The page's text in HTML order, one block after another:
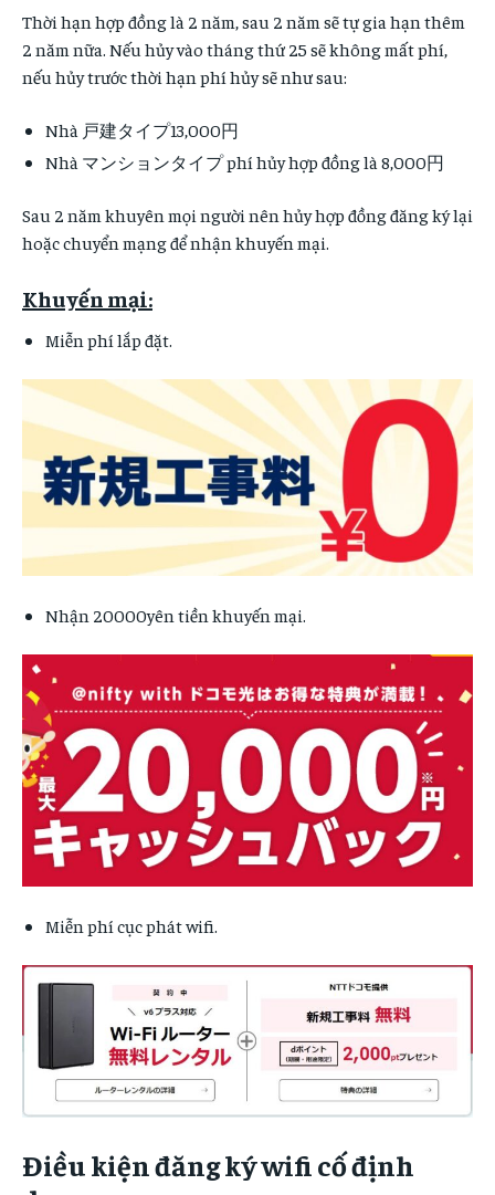
Thời hạn hợp đồng là 2 năm, sau 2 năm sẽ tự gia hạn thêm
2 năm nữa. Nếu hủy vào tháng thứ 25 sẽ không mất phí,
nếu hủy trước thời hạn phí hủy sẽ như sau:
Nhà 戸建タイプ13,000円
Nhà マンションタイプ phí hủy hợp đồng là 8,000円
Sau 2 năm khuyên mọi người nên hủy hợp đồng đăng ký lại
hoặc chuyển mạng để nhận khuyến mại.
Khuyến mại:
Miễn phí lắp đặt.
Nhận 20000yên tiền khuyến mại.
Miễn phí cục phát wifi.
Điều kiện đăng ký wifi cố định